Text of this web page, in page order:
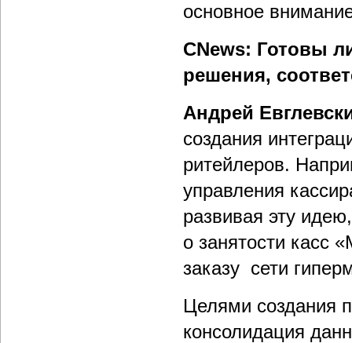
основное
CNews: Готовы
решения,
Андрей
создания
ритейлеров.
управления
развивая эту
о занятости касс
заказу сети
Целями создания
консолидация